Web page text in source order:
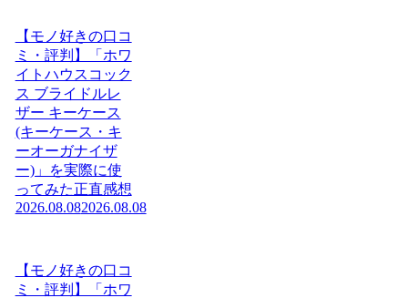
【モノ好きの口コ
ミ・評判】「ホワ
イトハウスコック
ス ブライドルレ
ザー キーケース
(キーケース・キ
ーオーガナイザ
ー)」を実際に使
ってみた正直感想
2026.08.082026.08.08
【モノ好きの口コ
ミ・評判】「ホワ